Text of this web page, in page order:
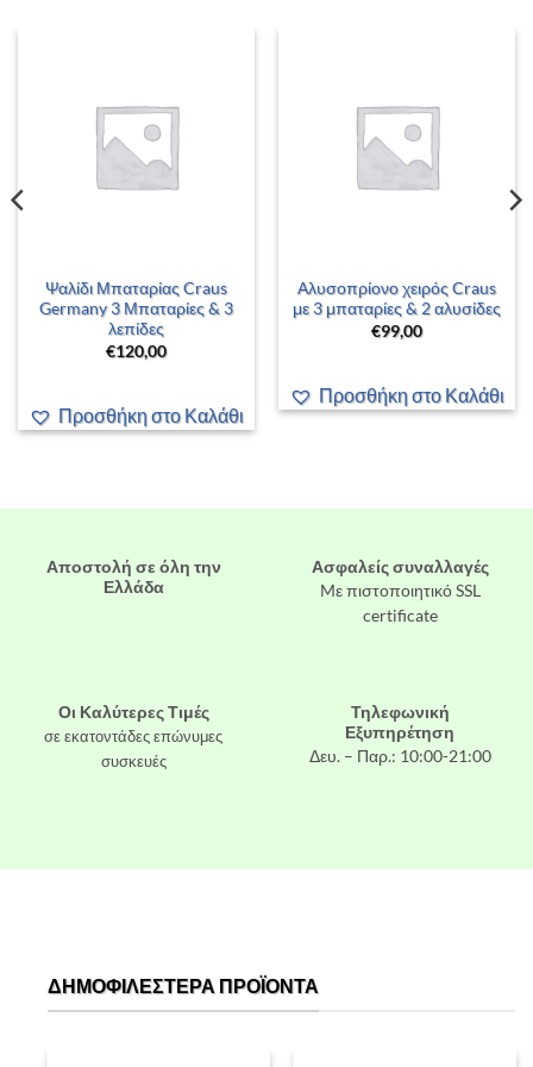
Ψαλίδι Μπαταρίας Craus
Germany 3 Μπαταρίες & 3
λεπίδες
€120,00
Προσθήκη στο Καλάθι
Αλυσοπρίονο χειρός Craus
με 3 μπαταρίες & 2 αλυσίδες
€99,00
Προσθήκη στο Καλάθι
Αποστολή σε όλη την
Ελλάδα
Ασφαλείς συναλλαγές
Mε πιστοποιητικό SSL
certificate
Οι Καλύτερες Τιμές
σε εκατοντάδες επώνυμες
συσκευές
Τηλεφωνική
Εξυπηρέτηση
Δευ. – Παρ.: 10:00-21:00
ΔΗΜΟΦΙΛΈΣΤΕΡΑ ΠΡΟΪΌΝΤΑ